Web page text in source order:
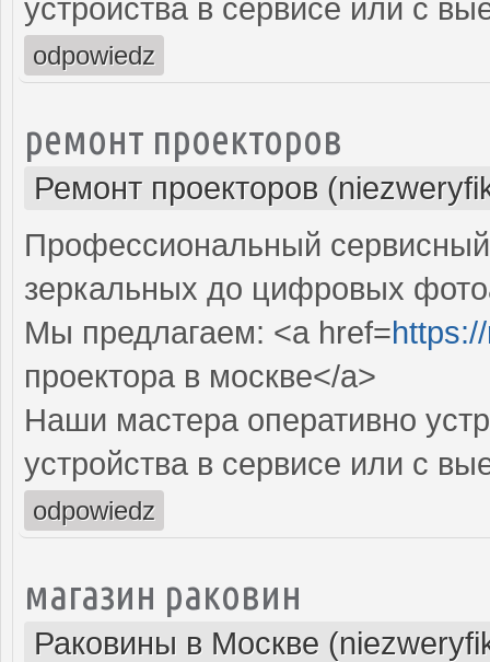
устройства в сервисе или с
odpowiedz
ремонт проекторов
Ремонт проекторов
Профессиональный
зеркальных до цифровых
Мы предлагаем: <a href=
проектора в москве</a>
Наши мастера оперативно
устройства в сервисе или с
odpowiedz
магазин раковин
Раковины в Москве